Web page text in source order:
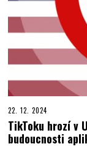
22. 12. 2024
TikToku hrozí v
budoucnosti